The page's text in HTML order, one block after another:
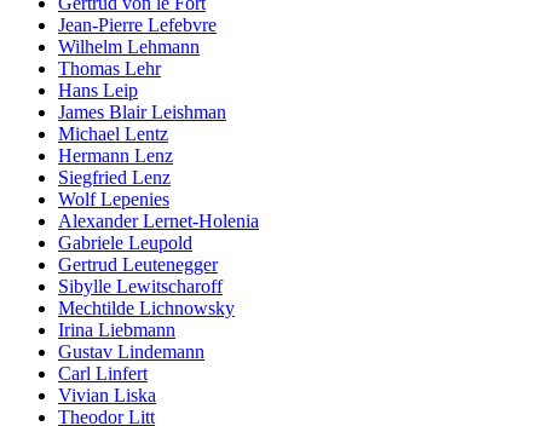
Jean-Pierre Lefebvre
Wilhelm Lehmann
Thomas Lehr
Hans Leip
James Blair Leishman
Michael Lentz
Hermann Lenz
Siegfried Lenz
Wolf Lepenies
Alexander Lernet-Holenia
Gabriele Leupold
Gertrud Leutenegger
Sibylle Lewitscharoff
Mechtilde Lichnowsky
Irina Liebmann
Gustav Lindemann
Carl Linfert
Vivian Liska
Theodor Litt